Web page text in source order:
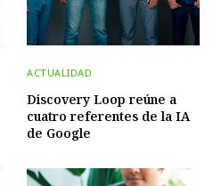
ACTUALIDAD
Discovery Loop reúne a
cuatro referentes de la IA
de Google